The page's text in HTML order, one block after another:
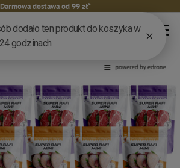
Darmowa dostawa od 99 zł*